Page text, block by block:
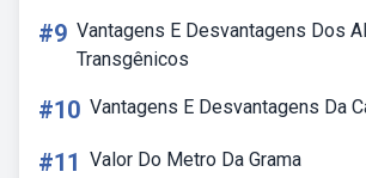
#9 Vantagens E Desvantagens Dos
Transgênicos
#10 Vantagens E Desvantagens Da
#11 Valor Do Metro Da Grama